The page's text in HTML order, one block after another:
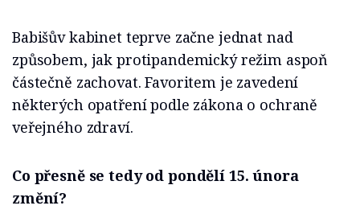
Babišův kabinet teprve začne jednat nad
způsobem, jak protipandemický režim aspoň
částečně zachovat. Favoritem je zavedení
některých opatření podle zákona o ochraně
veřejného zdraví.
Co přesně se tedy od pondělí 15. února
změní?